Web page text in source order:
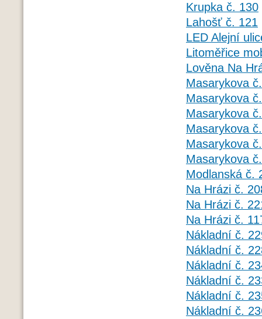
Krupka č. 130
Lahošť č. 121
LED Alejní
Litoměřice
Lověna Na
Masarykova
Masarykova
Masarykova
Masarykova
Masarykova
Masarykova
Modlanská č.
Na Hrázi č.
Na Hrázi č.
Na Hrázi č.
Nákladní č.
Nákladní č.
Nákladní č.
Nákladní č.
Nákladní č.
Nákladní č.